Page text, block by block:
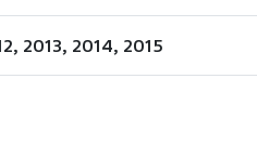
2013, 2014, 2015